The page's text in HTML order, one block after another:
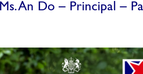
An Do – Principal –